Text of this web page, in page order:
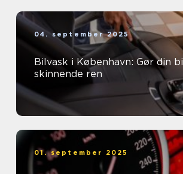
04. september 2025
Bilvask i København: Gør din bil
skinnende ren
01. september 2025